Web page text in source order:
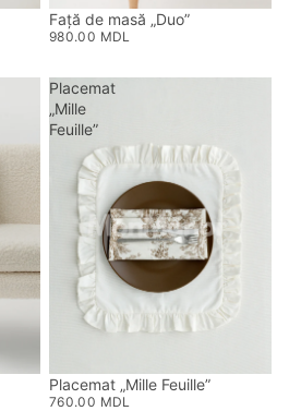
Față de masă „Duo”
980.00 MDL
Placemat
„Mille
Feuille”
Placemat „Mille Feuille”
760.00 MDL